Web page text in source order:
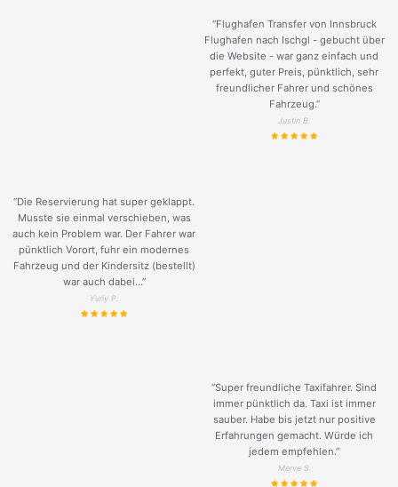
“Flughafen Transfer von Innsbruck
Flughafen nach Ischgl - gebucht über
die Website - war ganz einfach und
perfekt, guter Preis, pünktlich, sehr
freundlicher Fahrer und schönes
Fahrzeug.”
Justin B.
“Die Reservierung hat super geklappt.
Musste sie einmal verschieben, was
auch kein Problem war. Der Fahrer war
pünktlich Vorort, fuhr ein modernes
Fahrzeug und der Kindersitz (bestellt)
war auch dabei...”
Yuriy P.
“Super freundliche Taxifahrer. Sind
immer pünktlich da. Taxi ist immer
sauber. Habe bis jetzt nur positive
Erfahrungen gemacht. Würde ich
jedem empfehlen.”
Merve S.